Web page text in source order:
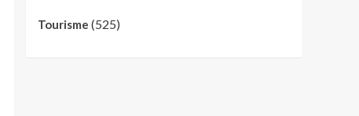
Tourisme (525)